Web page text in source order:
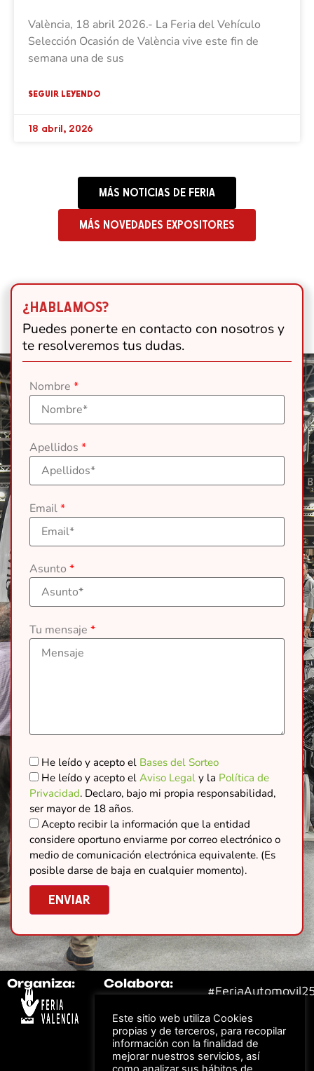
València, 18 abril 2026.- La Feria del Vehículo
Selección Ocasión de València vive este fin de
semana una de sus
SEGUIR LEYENDO
18 abril, 2026
MÁS NOTICIAS DE FERIA
MÁS NOVEDADES EXPOSITORES
¿HABLAMOS?
Puedes ponerte en contacto con nosotros y
te resolveremos tus dudas.
Nombre*
Apellidos*
Email*
Asunto*
Tu mensaje*
He leído y acepto el Bases del Sorteo
He leído y acepto elAviso Legal y la Política de
Privacidad. Declaro, bajo mi propia responsabilidad,
ser mayor de 18 años.
Acepto recibir la información que la entidad
considere oportuno enviarme por correo electrónico o
medio de comunicación electrónica equivalente. (Es
posible darse de baja en cualquier momento).
Organiza: Colabora:
Bonos descuento para
los viajes a ferias
organizadas por Feria
Valencia al obtener tu
entrada
Aviso Legal –Política
de Privacidad
© Feria Valencia, todos
Este sitio web utiliza Cookies
propias y de terceros, para recopilar
información con la finalidad de
mejorar nuestros servicios, así